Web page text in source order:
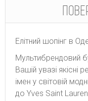
Елітний шопінг в
Мультибрендовий
Вашій увазі якісні
імен у світовій
до Yves Saint